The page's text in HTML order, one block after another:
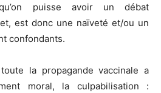
puisse avoir un débat
est donc une naïveté et/ou un
confondants.
la propagande vaccinale a
moral, la culpabilisation :